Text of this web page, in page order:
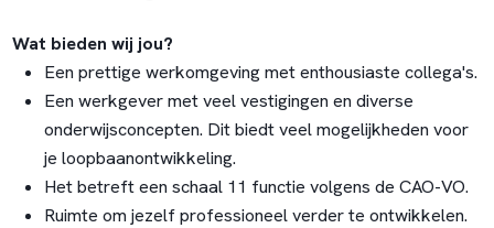
Wat bieden wij jou?
Een prettige werkomgeving met enthousiaste collega's.
Een werkgever met veel vestigingen en diverse
onderwijsconcepten. Dit biedt veel mogelijkheden voor
je loopbaanontwikkeling.
Het betreft een schaal 11 functie volgens de CAO-VO.
Ruimte om jezelf professioneel verder te ontwikkelen.